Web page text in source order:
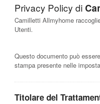
Privacy Policy di
Camilletti Allmyhome
Utenti.
Questo documento può
stampa presente nelle
Titolare del